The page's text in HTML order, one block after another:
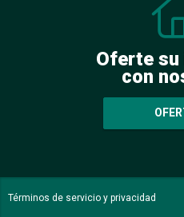
Oferte su
con
Términos de servicio y privacidad